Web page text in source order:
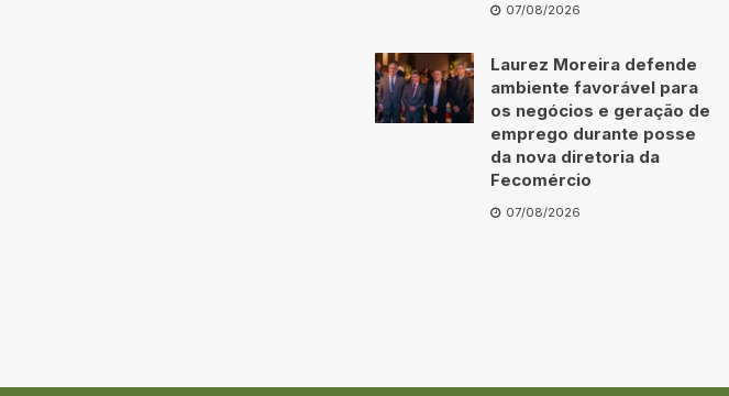
07/08/2026
Laurez Moreira defende
ambiente favorável para
os negócios e geração de
emprego durante posse
da nova diretoria da
Fecomércio
07/08/2026